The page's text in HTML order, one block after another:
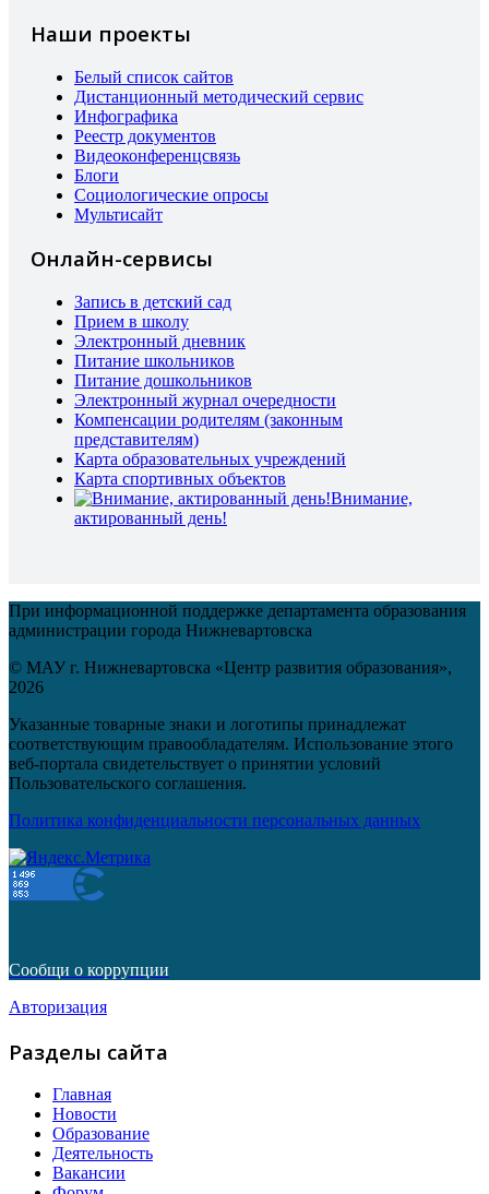
Наши проекты
Белый список сайтов
Дистанционный методический сервис
Инфографика
Реестр документов
Видеоконференцсвязь
Блоги
Социологические опросы
Мультисайт
Онлайн-сервисы
Запись в детский сад
Прием в школу
Электронный дневник
Питание школьников
Питание дошкольников
Электронный журнал очередности
Компенсации родителям (законным
представителям)
Карта образовательных учреждений
Карта спортивных объектов
Внимание,
актированный день!
При информационной поддержке департамента образования
администрации города Нижневартовска
© МАУ г. Нижневартовска «Центр развития образования»,
2026
Указанные товарные знаки и логотипы принадлежат
соответствующим правообладателям. Использование этого
веб-портала свидетельствует о принятии условий
Пользовательского соглашения.
Политика конфиденциальности персональных данных
Сообщи о коррупции
Авторизация
Разделы сайта
Главная
Новости
Образование
Деятельность
Вакансии